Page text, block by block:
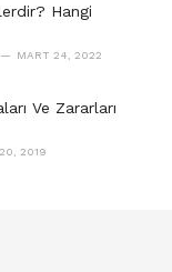
Hangi
MART 24, 2022
Ve Zararları
2019